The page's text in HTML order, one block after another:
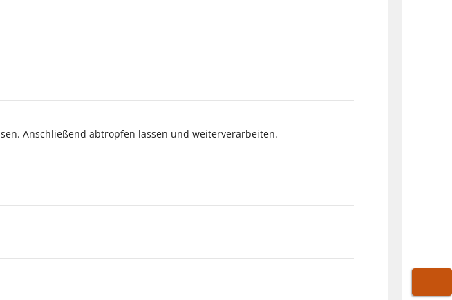
Anschließend abtropfen lassen und weiterverarbeiten.